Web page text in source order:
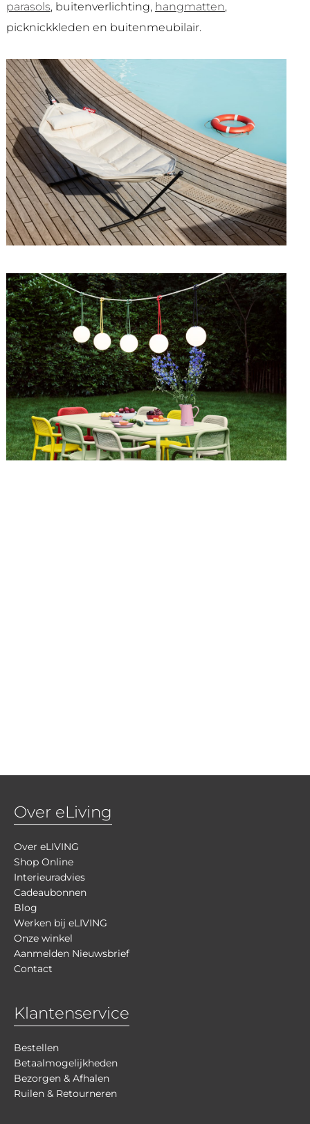
parasols, buitenverlichting, hangmatten,
picknickkleden en buitenmeubilair.
Over eLiving
Over eLIVING
Shop Online
Interieuradvies
Cadeaubonnen
Blog
Werken bij eLIVING
Onze winkel
Aanmelden Nieuwsbrief
Contact
Klantenservice
Bestellen
Betaalmogelijkheden
Bezorgen & Afhalen
Ruilen & Retourneren